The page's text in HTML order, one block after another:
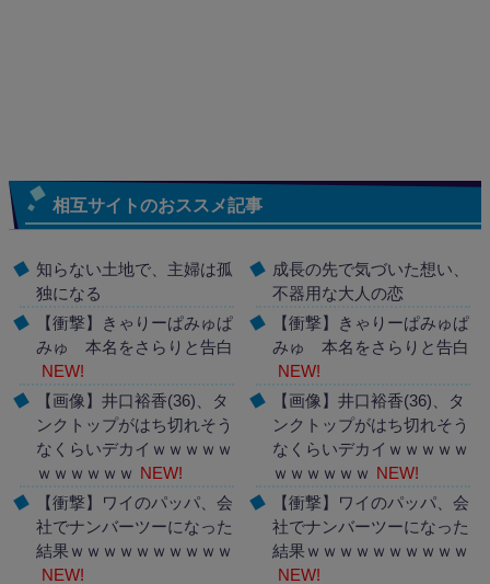
相互サイトのおススメ記事
知らない土地で、主婦は孤
独になる
【衝撃】きゃりーぱみゅぱ
みゅ 本名をさらりと告白
NEW!
【画像】井口裕香(36)、タ
ンクトップがはち切れそう
なくらいデカイｗｗｗｗｗ
ｗｗｗｗｗｗ NEW!
【衝撃】ワイのパッパ、会
社でナンバーツーになった
結果ｗｗｗｗｗｗｗｗｗｗ
NEW!
成長の先で気づいた想い、
不器用な大人の恋
【衝撃】きゃりーぱみゅぱ
みゅ 本名をさらりと告白
NEW!
【画像】井口裕香(36)、タ
ンクトップがはち切れそう
なくらいデカイｗｗｗｗｗ
ｗｗｗｗｗｗ NEW!
【衝撃】ワイのパッパ、会
社でナンバーツーになった
結果ｗｗｗｗｗｗｗｗｗｗ
NEW!